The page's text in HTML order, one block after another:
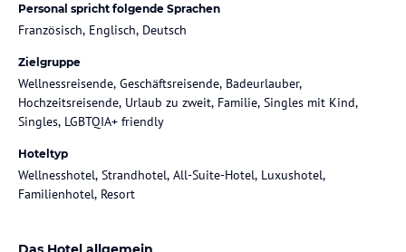
Personal spricht folgende Sprachen
Französisch, Englisch, Deutsch
Zielgruppe
Wellnessreisende, Geschäftsreisende, Badeurlauber,
Hochzeitsreisende, Urlaub zu zweit, Familie, Singles mit Kind,
Singles, LGBTQIA+ friendly
Hoteltyp
Wellnesshotel, Strandhotel, All-Suite-Hotel, Luxushotel,
Familienhotel, Resort